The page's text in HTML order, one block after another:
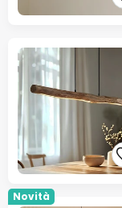
Novità